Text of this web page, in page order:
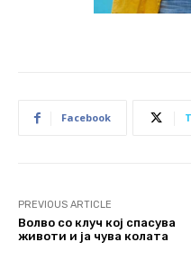
Facebook
PREVIOUS ARTICLE
Волво со клуч кој спасува
животи и ја чува колата